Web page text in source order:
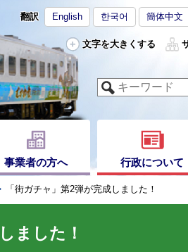
翻訳 English 한국어 簡体中文
文字を大きくする
事業者の方へ 行政について
「街ガチャ」第2弾が完成しました！
ました！